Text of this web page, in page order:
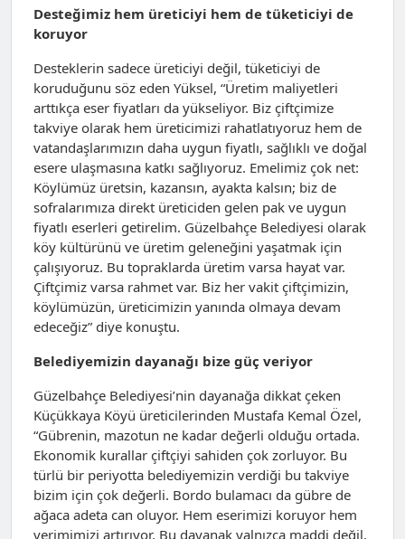
Desteğimiz hem üreticiyi hem de tüketiciyi de
koruyor
Desteklerin sadece üreticiyi değil, tüketiciyi de
koruduğunu söz eden Yüksel, “Üretim maliyetleri
arttıkça eser fiyatları da yükseliyor. Biz çiftçimize
takviye olarak hem üreticimizi rahatlatıyoruz hem de
vatandaşlarımızın daha uygun fiyatlı, sağlıklı ve doğal
esere ulaşmasına katkı sağlıyoruz. Emelimiz çok net:
Köylümüz üretsin, kazansın, ayakta kalsın; biz de
sofralarımıza direkt üreticiden gelen pak ve uygun
fiyatlı eserleri getirelim. Güzelbahçe Belediyesi olarak
köy kültürünü ve üretim geleneğini yaşatmak için
çalışıyoruz. Bu topraklarda üretim varsa hayat var.
Çiftçimiz varsa rahmet var. Biz her vakit çiftçimizin,
köylümüzün, üreticimizin yanında olmaya devam
edeceğiz” diye konuştu.
Belediyemizin dayanağı bize güç veriyor
Güzelbahçe Belediyesi’nin dayanağa dikkat çeken
Küçükkaya Köyü üreticilerinden Mustafa Kemal Özel,
“Gübrenin, mazotun ne kadar değerli olduğu ortada.
Ekonomik kurallar çiftçiyi sahiden çok zorluyor. Bu
türlü bir periyotta belediyemizin verdiği bu takviye
bizim için çok değerli. Bordo bulamacı da gübre de
ağaca adeta can oluyor. Hem eserimizi koruyor hem
verimimizi artırıyor. Bu dayanak yalnızca maddi değil,